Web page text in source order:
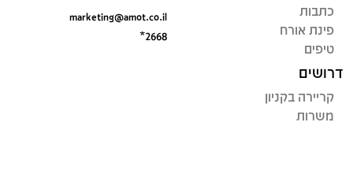
כתבות
פינת אורח
טיפים
דרושים
קריירה בקניון
משרות
marketing@amot.co.il
*2668